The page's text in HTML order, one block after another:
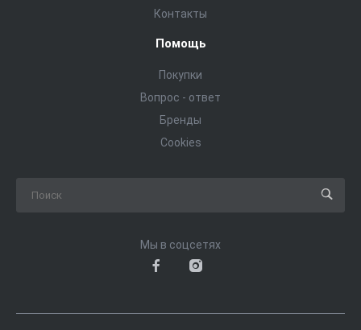
Контакты
Помощь
Покупки
Вопрос - ответ
Бренды
Cookies
Мы в соцсетях